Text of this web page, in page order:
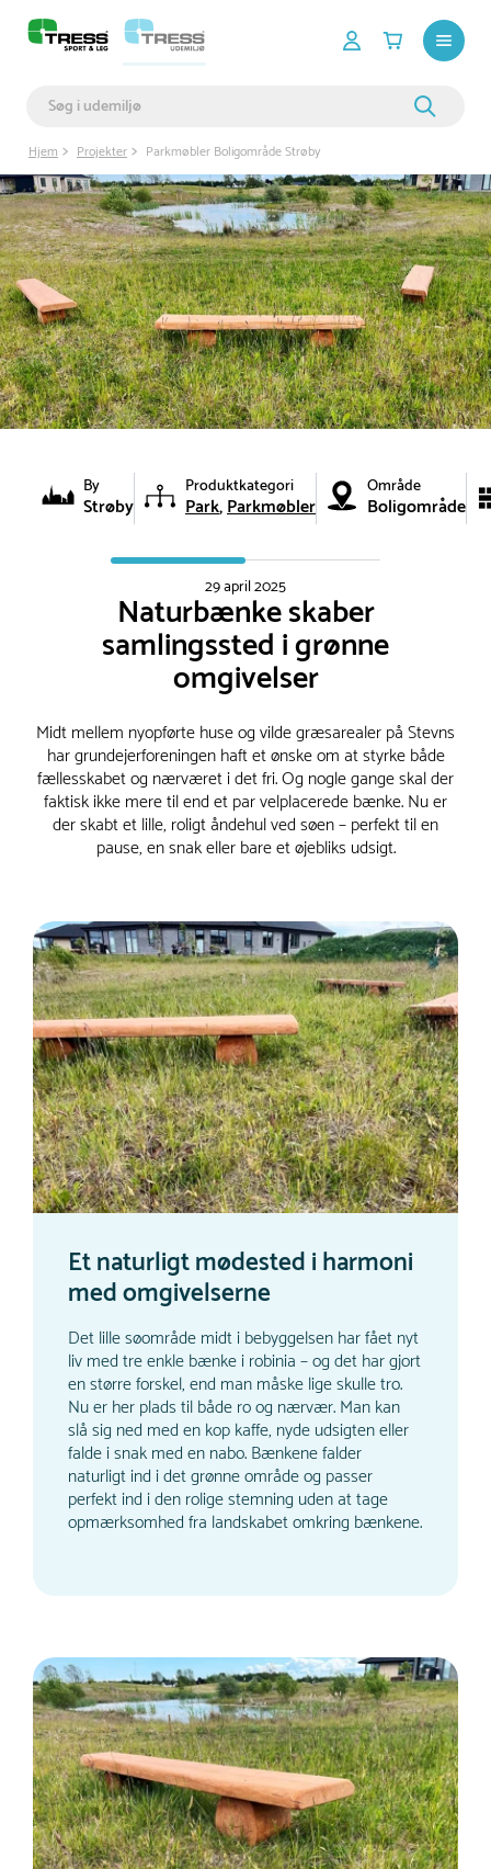
Hjem Projekter Parkmøbler Boligområde Strøby
By
Strøby
Produktkategori
Park Parkmøbler
Område
Boligområde
29 april 2025
Naturbænke skaber
samlingssted i grønne
omgivelser
Midt mellem nyopførte huse og vilde græsarealer på Stevns
har grundejerforeningen haft et ønske om at styrke både
fællesskabet og nærværet i det fri. Og nogle gange skal der
faktisk ikke mere til end et par velplacerede bænke. Nu er
der skabt et lille, roligt åndehul ved søen – perfekt til en
pause, en snak eller bare et øjebliks udsigt.
Et naturligt mødested i harmoni
med omgivelserne
Det lille søområde midt i bebyggelsen har fået nyt
liv med tre enkle bænke i robinia – og det har gjort
en større forskel, end man måske lige skulle tro.
Nu er her plads til både ro og nærvær. Man kan
slå sig ned med en kop kaffe, nyde udsigten eller
falde i snak med en nabo. Bænkene falder
naturligt ind i det grønne område og passer
perfekt ind i den rolige stemning uden at tage
opmærksomhed fra landskabet omkring bænkene.